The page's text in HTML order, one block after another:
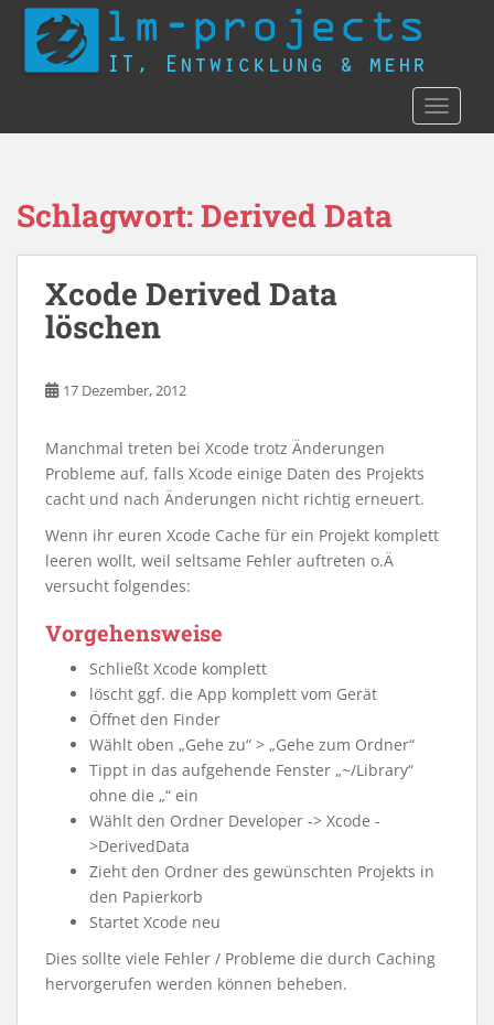
o
Schlagwort:Derived Data
Xcode Derived Data
löschen
17 Dezember, 2012
Manchmal treten bei Xcode trotz Änderungen
Probleme auf, falls Xcode einige Daten des Projekts
cacht und nach Änderungen nicht richtig erneuert.
Wenn ihr euren Xcode Cache für ein Projekt komplett
leeren wollt, weil seltsame Fehler auftreten o.Ä
versucht folgendes:
Vorgehensweise
Schließt Xcode komplett
löscht ggf. die App komplett vom Gerät
Öffnet den Finder
Wählt oben „Gehe zu“ > „Gehe zum Ordner“
Tippt in das aufgehende Fenster „~/Library“
ohne die „“ ein
Wählt den Ordner Developer -> Xcode -
>DerivedData
Zieht den Ordner des gewünschten Projekts in
den Papierkorb
Startet Xcode neu
Dies sollte viele Fehler / Probleme die durch Caching
hervorgerufen werden können beheben.